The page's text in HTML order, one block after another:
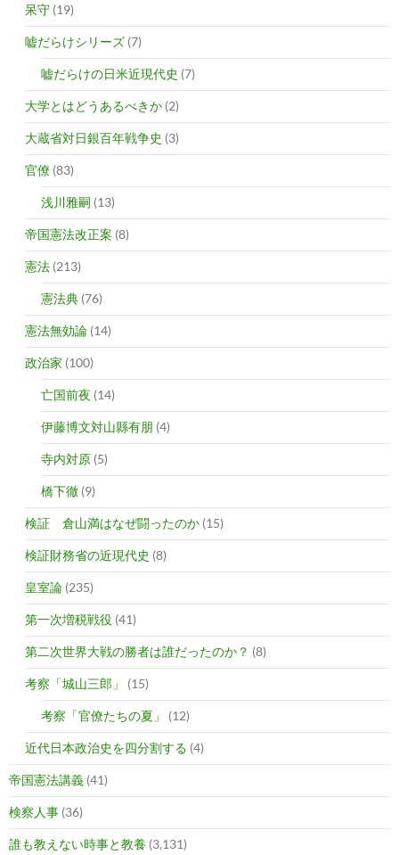
呆守 (19)
嘘だらけシリーズ (7)
嘘だらけの日米近現代史 (7)
大学とはどうあるべきか (2)
大蔵省対日銀百年戦争史 (3)
官僚 (83)
浅川雅嗣 (13)
帝国憲法改正案 (8)
憲法 (213)
憲法典 (76)
憲法無効論 (14)
政治家 (100)
亡国前夜 (14)
伊藤博文対山縣有朋 (4)
寺内対原 (5)
橋下徹 (9)
検証 倉山満はなぜ闘ったのか (15)
検証財務省の近現代史 (8)
皇室論 (235)
第一次増税戦役 (41)
第二次世界大戦の勝者は誰だったのか？ (8)
考察「城山三郎」 (15)
考察「官僚たちの夏」 (12)
近代日本政治史を四分割する (4)
帝国憲法講義 (41)
検察人事 (36)
誰も教えない時事と教養 (3,131)